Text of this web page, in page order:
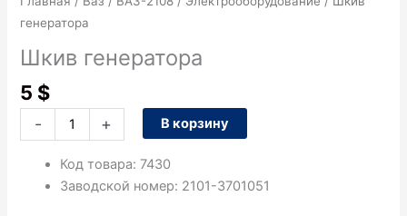
генератора
Шкив генератора
5 $
-
генератора
+ В корзину
Код товара: 7430
Заводской номер: 2101-3701051